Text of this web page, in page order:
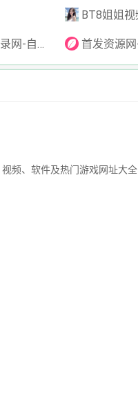
BT8姐姐视
-流量交换-自动链 首发资源网-免费资源下载-最新php源
频、软件及热门游戏网址大